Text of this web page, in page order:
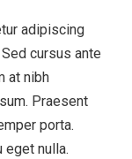
adipiscing
cursus ante
at nibh
Praesent
porta.
eget nulla.